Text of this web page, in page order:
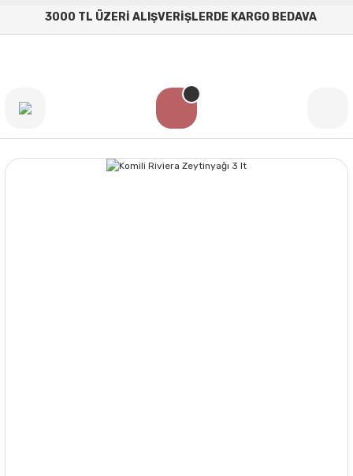
3000 TL ÜZERİ ALIŞVERİŞLERDE KARGO BEDAVA